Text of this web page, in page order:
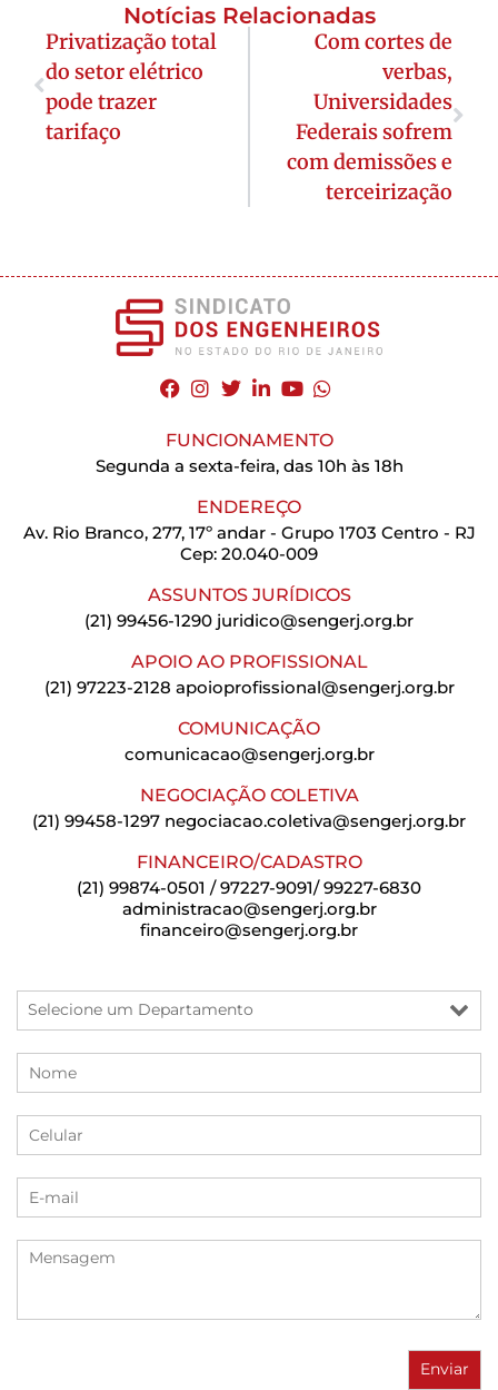
Notícias Relacionadas
Privatização total
do setor elétrico
pode trazer
tarifaço
Com cortes de
verbas,
Universidades
Federais sofrem
com demissões e
terceirização
FUNCIONAMENTO
Segunda a sexta-feira, das 10h às 18h
ENDEREÇO
Av. Rio Branco, 277, 17º andar - Grupo 1703 Centro - RJ
Cep: 20.040-009
ASSUNTOS JURÍDICOS
(21) 99456-1290 juridico@sengerj.org.br
APOIO AO PROFISSIONAL
(21) 97223-2128 apoioprofissional@sengerj.org.br
COMUNICAÇÃO
comunicacao@sengerj.org.br
NEGOCIAÇÃO COLETIVA
(21) 99458-1297 negociacao.coletiva@sengerj.org.br
FINANCEIRO/CADASTRO
(21) 99874-0501 / 97227-9091/ 99227-6830
administracao@sengerj.org.br
financeiro@sengerj.org.br